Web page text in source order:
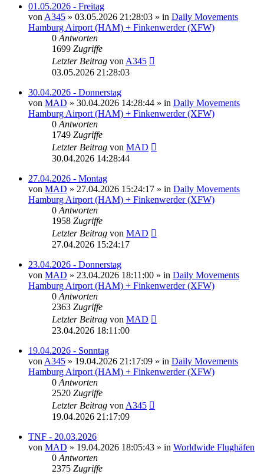
01.05.2026 - Freitag
von A345 » 03.05.2026 21:28:03 » in Daily Movements
Hamburg Airport (HAM) + Finkenwerder (XFW)
0 Antworten
1699 Zugriffe
Letzter Beitrag von A345
03.05.2026 21:28:03
30.04.2026 - Donnerstag
von MAD » 30.04.2026 14:28:44 » in Daily Movements
Hamburg Airport (HAM) + Finkenwerder (XFW)
0 Antworten
1749 Zugriffe
Letzter Beitrag von MAD
30.04.2026 14:28:44
27.04.2026 - Montag
von MAD » 27.04.2026 15:24:17 » in Daily Movements
Hamburg Airport (HAM) + Finkenwerder (XFW)
0 Antworten
1958 Zugriffe
Letzter Beitrag von MAD
27.04.2026 15:24:17
23.04.2026 - Donnerstag
von MAD » 23.04.2026 18:11:00 » in Daily Movements
Hamburg Airport (HAM) + Finkenwerder (XFW)
0 Antworten
2363 Zugriffe
Letzter Beitrag von MAD
23.04.2026 18:11:00
19.04.2026 - Sonntag
von A345 » 19.04.2026 21:17:09 » in Daily Movements
Hamburg Airport (HAM) + Finkenwerder (XFW)
0 Antworten
2520 Zugriffe
Letzter Beitrag von A345
19.04.2026 21:17:09
TNF - 20.03.2026
von MAD » 19.04.2026 18:05:43 » in Worldwide Flughäfen
0 Antworten
2375 Zugriffe